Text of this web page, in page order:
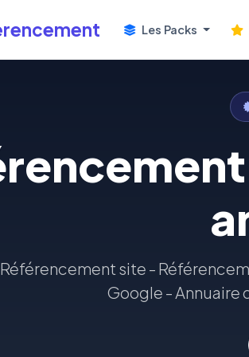
Les Packs
Référencement site -
Google - Annuaire